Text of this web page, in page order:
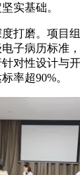
实基础。
打磨。项目
子病历标准
对性设计与
率超90%。